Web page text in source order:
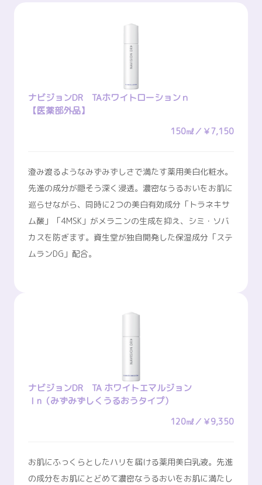
ナビジョンDR TAホワイトローションｎ
【医薬部外品】
150㎖／￥7,150
澄み渡るようなみずみずしさで満たす薬用美白化粧水。
先進の成分が隠そう深く浸透。濃密なうるおいをお肌に
巡らせながら、同時に2つの美白有効成分「トラネキサ
ム酸」「4MSK」がメラニンの生成を抑え、シミ・ソバ
カスを防ぎます。資生堂が独自開発した保湿成分「ステ
ムランDG」配合。
ナビジョンDR TA ホワイトエマルジョン
Ⅰn（みずみずしくうるおうタイプ）
120㎖／￥9,350
お肌にふっくらとしたハリを届ける薬用美白乳液。先進
の成分をお肌にとどめて濃密なうるおいをお肌に満たし